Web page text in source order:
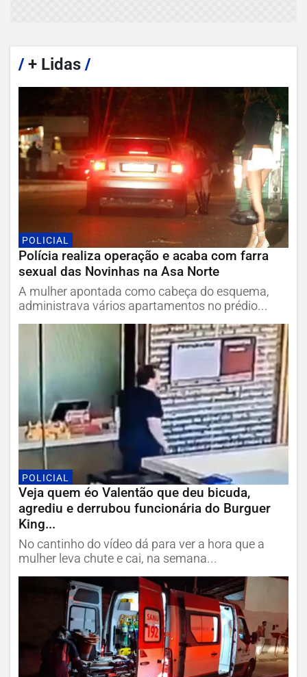
/+ Lidas /
POLICIAL
Polícia realiza operação e acaba com farra
sexual das Novinhas na Asa Norte
A mulher apontada como cabeça do esquema,
administrava vários apartamentos no prédio...
POLICIAL
Veja quem éo Valentão que deu bicuda,
agrediu e derrubou funcionária do Burguer
King...
No cantinho do vídeo dá para ver a hora que a
mulher leva chute e cai, na semana...